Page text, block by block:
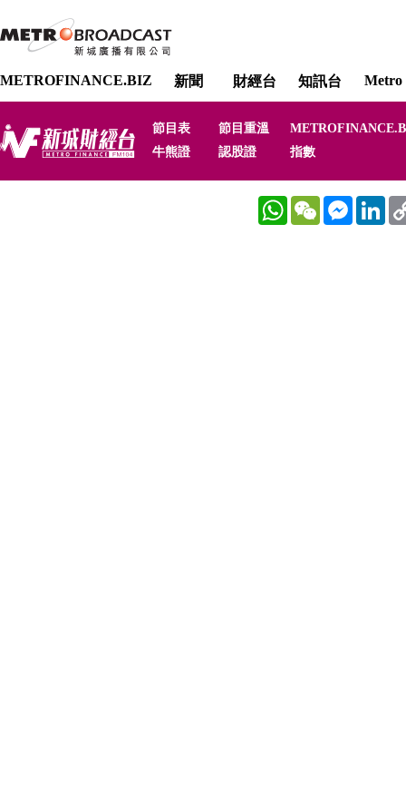
METROFINANCE.BIZ 新聞 財經台 知訊台 Metro
節目表 節目重溫
牛熊證
認股證 指數
WhatsAppWeChat Messenger